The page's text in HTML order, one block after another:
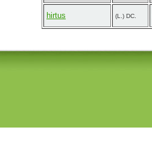
hirtus (L.) DC.